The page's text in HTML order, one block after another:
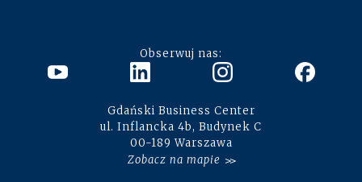
Obserwuj nas:
Gdański Business Center
ul. Inflancka 4b, Budynek C
00-189 Warszawa
Zobacz na mapie